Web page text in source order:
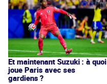
Et maintenant Suzuki : à quoi
joue Paris avec ses
gardiens ?